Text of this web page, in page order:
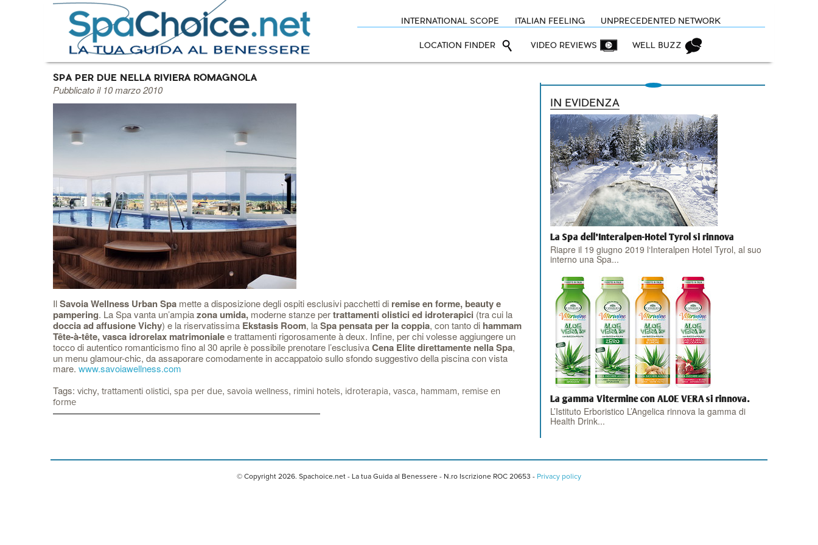
INTERNATIONAL SCOPE ITALIAN FEELING UNPRECEDENTED NETWORK
LOCATION FINDER VIDEO REVIEWS WELL BUZZ
SPA PER DUE NELLA RIVIERA ROMAGNOLA
Pubblicato il 10 marzo 2010
IlSavoia Wellness Urban Spa mette a disposizione degli ospiti esclusivi pacchetti di remise en forme, beauty e
pampering. La Spa vanta un’ampiazona umida, moderne stanze pertrattamenti olistici ed idroterapici (tra cui la
doccia ad affusione Vichy) e la riservatissima Ekstasis Room, laSpa pensata per la coppia, con tanto di hammam
Tête-à-tête, vasca idrorelax matrimonialee trattamenti rigorosamente à deux. Infine, per chi volesse aggiungere un
tocco di autentico romanticismo fino al 30 aprile è possibile prenotare l’esclusivaCena Elite direttamente nella Spa,
un menu glamour-chic, da assaporare comodamente in accappatoio sullo sfondo suggestivo della piscina con vista
mare. www.savoiawellness.com
Tags: vichy, trattamenti olistici, spa per due, savoia wellness, rimini hotels, idroterapia, vasca, hammam, remise en
forme
IN EVIDENZA
La Spa dell'Interalpen-Hotel Tyrol si rinnova
Riapre il 19 giugno 2019 l‘Interalpen Hotel Tyrol, al suo
interno una Spa...
La gamma Vitermine con ALOE VERA si rinnova.
L’Istituto Erboristico L’Angelica rinnova la gamma di
Health Drink...
© Copyright 2026. Spachoice.net - La tua Guida al Benessere - N.ro Iscrizione ROC 20653 - Privacy policy